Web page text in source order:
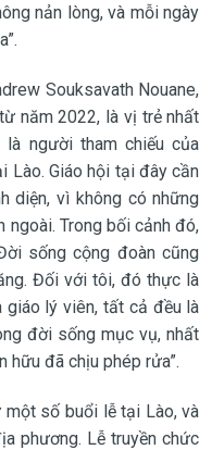
nản lòng, và mỗi ngày
Souksavath Nouane,
năm 2022, là vị trẻ nhất
người tham chiếu của
Lào. Giáo hội tại đây cần
diện, vì không có những
Trong bối cảnh đó,
sống cộng đoàn cũng
Đối với tôi, đó thực là
giáo lý viên, tất cả đều là
đời sống mục vụ, nhất
hữu đã chịu phép rửa”.
một số buổi lễ tại Lào, và
phương. Lễ truyền chức